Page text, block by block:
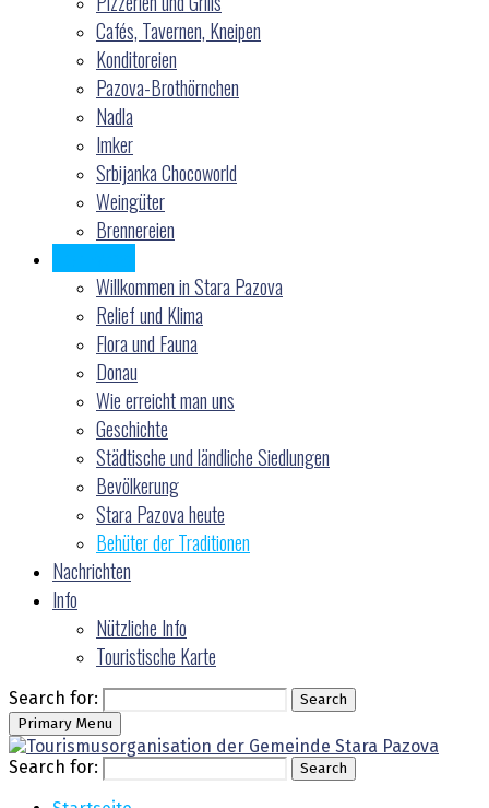
Cafés, Tavernen, Kneipen
Konditoreien
Pazova-Brothörnchen
Nadla
Imker
Srbijanka Chocoworld
Weingüter
Brennereien
Willkommen in Stara Pazova
Relief und Klima
Flora und Fauna
Donau
Wie erreicht man uns
Geschichte
Städtische und ländliche Siedlungen
Bevölkerung
Stara Pazova heute
Behüter der Traditionen
Nachrichten
Info
Nützliche Info
Touristische Karte
Search for:
Search
Primary Menu
Search for: Search